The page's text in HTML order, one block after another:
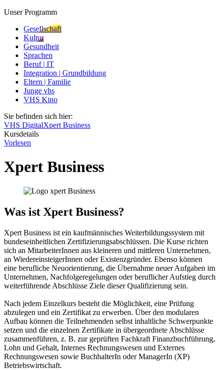
Unser Programm
Gesellschaft
Kultur
Gesundheit
Sprachen
Beruf | IT
Integration | Grundbildung
Eltern | Familie
Junge vhs
VHS Kino
Sie befinden sich hier:
VHS DigitalXpert Business
Kursdetails
Vorlesen
Xpert Business
Was ist Xpert Business?
Xpert Business ist ein kaufmännisches Weiterbildungssystem mit
bundeseinheitlichen Zertifizierungsabschlüssen. Die Kurse richten
sich an MitarbeiterInnen aus kleineren und mittleren Unternehmen,
an WiedereinsteigerInnen oder Existenzgrün­der. Ebenso können
eine berufliche Neuorientierung, die Übernahme neuer Aufgaben im
Unternehmen, Nachfolge­regelungen oder beruflicher Aufstieg durch
weiterführende Ab­schlüsse Ziele dieser Qualifizierung sein.
Nach jedem Einzelkurs besteht die Möglichkeit, eine Prüfung
abzulegen und ein Zertifikat zu erwerben. Über den modularen
Aufbau können die Teilnehmenden selbst inhaltliche Schwerpunkte
setzen und die einzelnen Zertifikate in übergeordnete Abschlüsse
zusam­menführen, z. B. zur geprüften Fachkraft Finanzbuchführung,
Lohn und Gehalt, Internes Rech­nungswesen und Externes
Rechnungswesen sowie BuchhalterIn oder ManagerIn (XP)
Betriebswirtschaft.